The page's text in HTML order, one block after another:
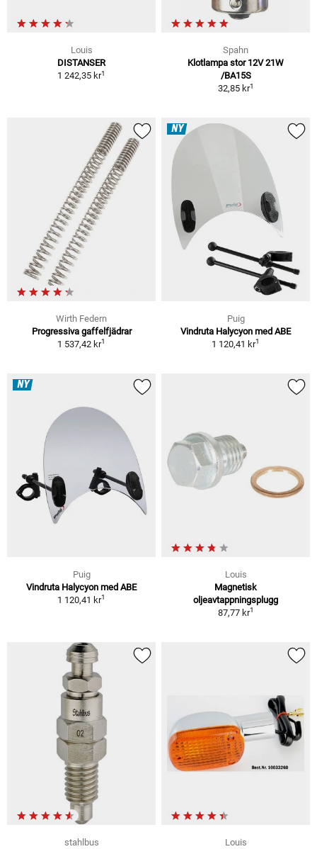
Louis
DISTANSER
1 242,35 kr1
Spahn
Klotlampa stor 12V 21W
/BA15S
32,85 kr1
Wirth Federn
Progressiva gaffelfjädrar
1 537,42 kr1
NY
Puig
Vindruta Halycyon med ABE
1 120,41 kr1
NY
Puig
Vindruta Halycyon med ABE
1 120,41 kr1
Louis
Magnetisk
oljeavtappningsplugg
87,77 kr1
stahlbus
Louis